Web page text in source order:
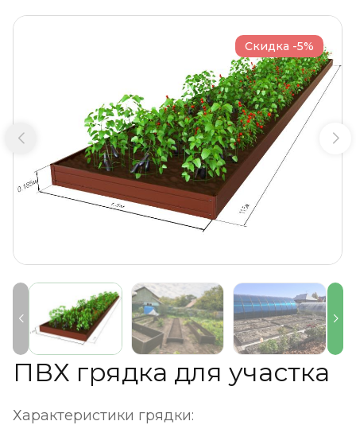
Скидка -5%
ПВХ грядка для участка
Характеристики грядки: